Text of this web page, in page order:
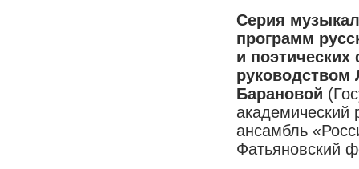
Серия
программ
и
руководством
Барановой
академический
ансамбль
Фатьяновский